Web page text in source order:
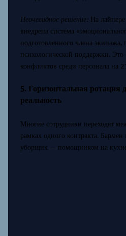
Неочевидное решение:На
внедрена система
подготовленного члена
психологической поддержки. Это
конфликтов среди персонала на
5. Горизонтальная ротация
реальность
Многие сотрудники переходят
рамках одного контракта.
уборщик — помощником на